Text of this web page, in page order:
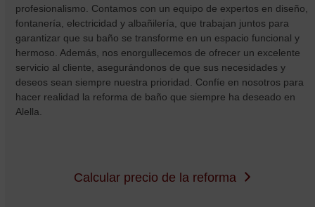
profesionalismo. Contamos con un equipo de expertos en diseño,
fontanería, electricidad y albañilería, que trabajan juntos para
garantizar que su baño se transforme en un espacio funcional y
hermoso. Además, nos enorgullecemos de ofrecer un excelente
servicio al cliente, asegurándonos de que sus necesidades y
deseos sean siempre nuestra prioridad. Confíe en nosotros para
hacer realidad la reforma de baño que siempre ha deseado en
Alella.
Calcular precio de la reforma